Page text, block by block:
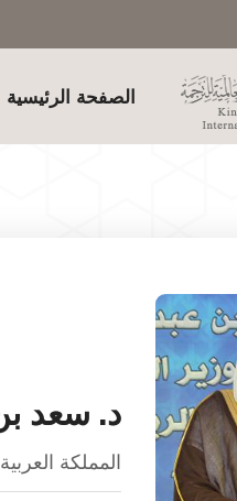
الصفحة الرئيسية
د. سعد
المملكة